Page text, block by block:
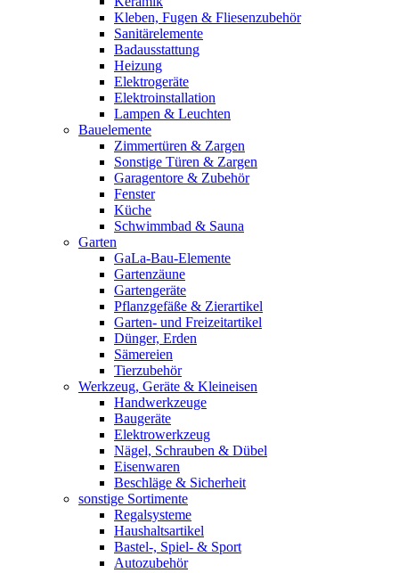
Kleben, Fugen & Fliesenzubehör
Sanitärelemente
Badausstattung
Heizung
Elektrogeräte
Elektroinstallation
Lampen & Leuchten
Bauelemente
Zimmertüren & Zargen
Sonstige Türen & Zargen
Garagentore & Zubehör
Fenster
Küche
Schwimmbad & Sauna
Garten
GaLa-Bau-Elemente
Gartenzäune
Gartengeräte
Pflanzgefäße & Zierartikel
Garten- und Freizeitartikel
Dünger, Erden
Sämereien
Tierzubehör
Werkzeug, Geräte & Kleineisen
Handwerkzeuge
Baugeräte
Elektrowerkzeug
Nägel, Schrauben & Dübel
Eisenwaren
Beschläge & Sicherheit
sonstige Sortimente
Regalsysteme
Haushaltsartikel
Bastel-, Spiel- & Sport
Autozubehör